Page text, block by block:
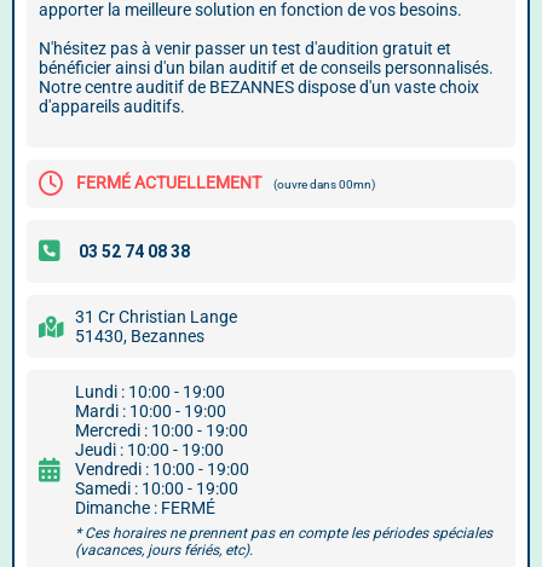
apporter la meilleure solution en fonction de vos besoins.
N'hésitez pas à venir passer un test d'audition gratuit et
bénéficier ainsi d'un bilan auditif et de conseils personnalisés.
Notre centre auditif de BEZANNES dispose d'un vaste choix
d'appareils auditifs.
FERMÉ ACTUELLEMENT (ouvre dans 00mn)
31 Cr Christian Lange
51430, Bezannes
Lundi : 10:00 - 19:00
Mardi : 10:00 - 19:00
Mercredi : 10:00 - 19:00
Jeudi : 10:00 - 19:00
Vendredi : 10:00 - 19:00
Samedi : 10:00 - 19:00
Dimanche : FERMÉ
* Ces horaires ne prennent pas en compte les périodes spéciales
(vacances, jours fériés, etc).